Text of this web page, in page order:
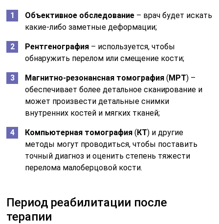
Объективное обследование – врач будет искать
какие-либо заметные деформации;
Рентгенография – используется, чтобы
обнаружить перелом или смещение кости;
Магнитно-резонансная томография (МРТ) –
обеспечивает более детальное сканирование и
может произвести детальные снимки
внутренних костей и мягких тканей;
Компьютерная томография (КТ) и другие
методы могут проводиться, чтобы поставить
точный диагноз и оценить степень тяжести
перелома малоберцовой кости.
Период реабилитации после
терапии